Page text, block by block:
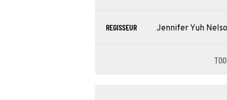
REGISSEUR Jennifer Yuh